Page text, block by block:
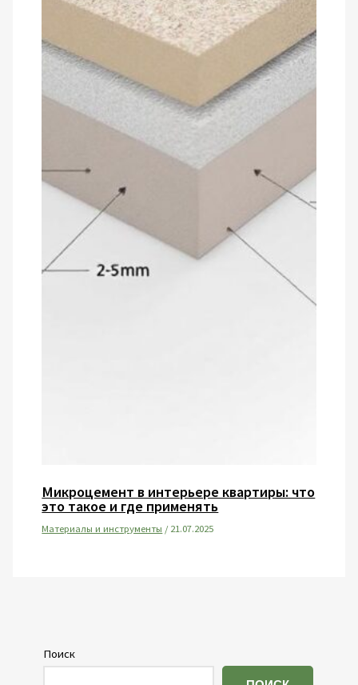
Микроцемент в интерьере квартиры: что
это такое и где применять
Материалы и инструменты /21.07.2025
Поиск